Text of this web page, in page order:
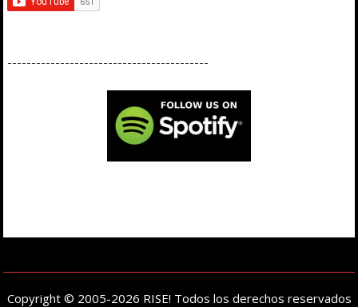
------------------------------------------
Copyright © 2005-2026 RISE! Todos los derechos reservados